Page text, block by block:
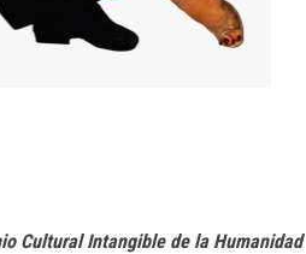
Cultural Intangible de la Humanidad